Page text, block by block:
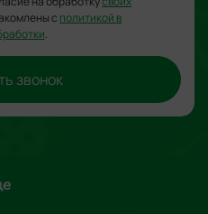
с политикой в
.
звонок